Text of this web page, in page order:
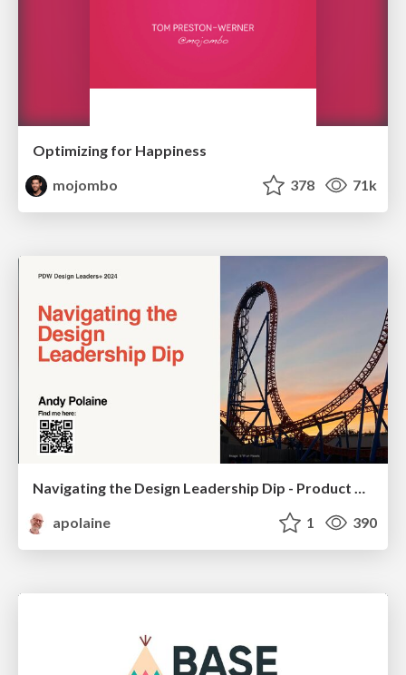
Optimizing for Happiness
mojombo
378 71k
Navigating the Design Leadership Dip - Product Design Week Design Leaders+ Conference 2024
apolaine
1 390